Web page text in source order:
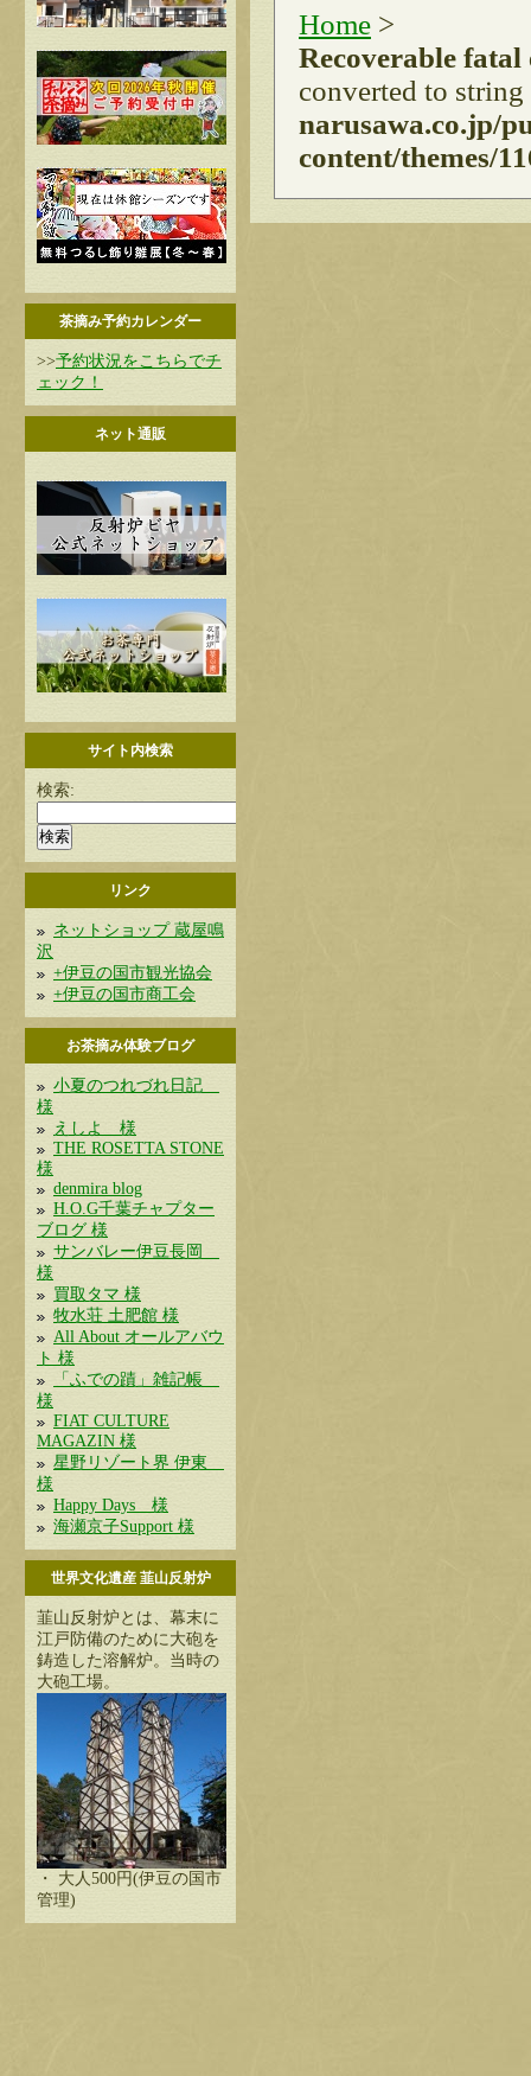
茶摘み予約カレンダー
>>予約状況をこちらでチ
ェック！
ネット通販
サイト内検索
検索:
リンク
ネットショップ 蔵屋鳴
沢
+伊豆の国市観光協会
+伊豆の国市商工会
お茶摘み体験ブログ
小夏のつれづれ日記
様
えしよ 様
THE ROSETTA STONE
様
denmira blog
H.O.G千葉チャプター
ブログ 様
サンバレー伊豆長岡
様
買取タマ 様
牧水荘 土肥館 様
All About オールアバウ
ト 様
「ふでの蹟」雑記帳
様
FIAT CULTURE
MAGAZIN 様
星野リゾート界 伊東
様
Happy Days 様
海瀬京子Support 様
世界文化遺産 韮山反射炉
韮山反射炉とは、幕末に
江戸防備のために大砲を
鋳造した溶解炉。当時の
大砲工場。
・ 大人500円(伊豆の国市
管理)
Home >
Recoverable
converted to
narusawa.co.jp/
content/themes/